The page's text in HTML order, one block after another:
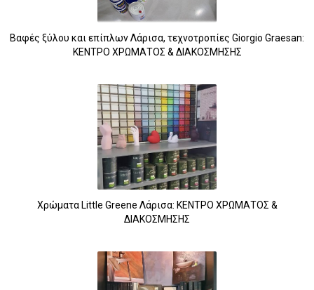
Βαφές ξύλου και επίπλων Λάρισα, τεχνοτροπίες Giorgio Graesan:
ΚΕΝΤΡΟ ΧΡΩΜΑΤΟΣ & ΔΙΑΚΟΣΜΗΣΗΣ
Χρώματα Little Greene Λάρισα: ΚΕΝΤΡΟ ΧΡΩΜΑΤΟΣ &
ΔΙΑΚΟΣΜΗΣΗΣ